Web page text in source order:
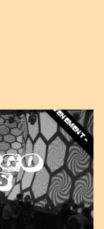
EVENEMENT -